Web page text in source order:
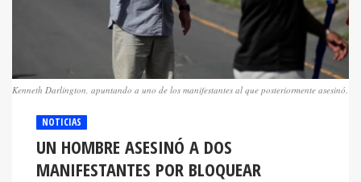
Kenneth Darlington, apuntando a uno de los manifestantes al que posteriormente asesinó.
NOTICIAS
UN HOMBRE ASESINÓ A DOS
MANIFESTANTES POR BLOQUEAR